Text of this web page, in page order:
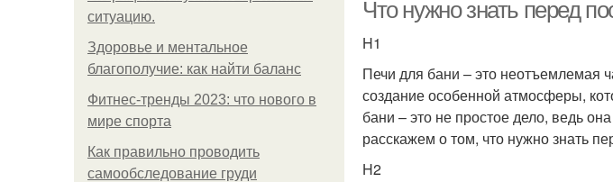
ситуацию.
Здоровье и ментальное
благополучие: как найти баланс
Фитнес-тренды 2023: что нового в
мире спорта
Как правильно проводить
самообследование груди
Что нужно знать перед
H1
Печи для бани – это неотъемлемая
создание особенной атмосферы,
бани – это не простое дело, ведь
расскажем о том, что нужно знать
H2